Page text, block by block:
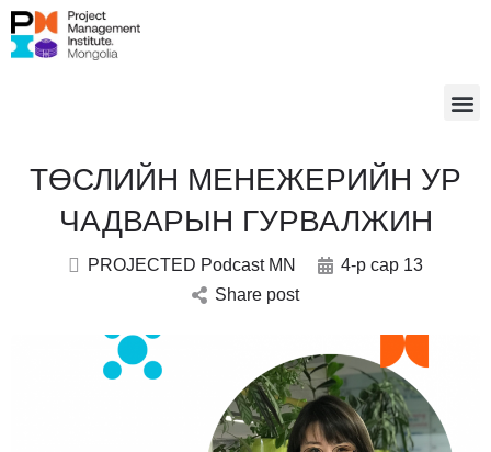
ТӨСЛИЙН МЕНЕЖЕРИЙН УР
ЧАДВАРЫН ГУРВАЛЖИН
PROJECTED Podcast MN
4-р сар 13
Share post